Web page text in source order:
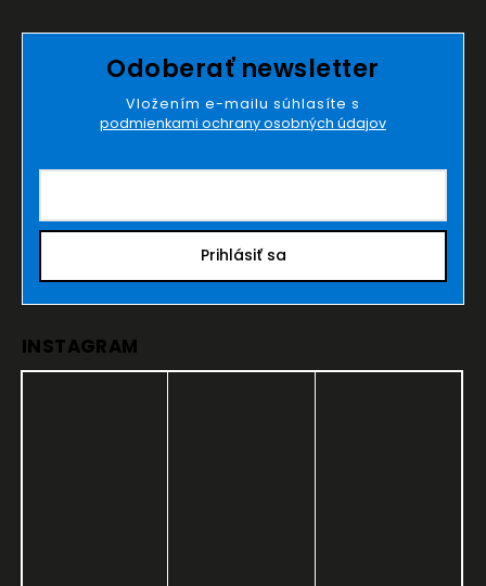
Odoberať newsletter
Vložením e-mailu súhlasíte s
podmienkami ochrany osobných údajov
Prihlásiť sa
INSTAGRAM